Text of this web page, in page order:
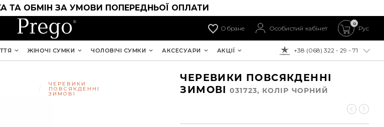
ТА ОБМІН ЗА УМОВИ ПОПЕРЕДНЬОЇ ОПЛАТИ
Обране Особистий кабінет
0
Рус
ДО ОПЛАТИ:
+38 (068) 322 - 29 - 71
ЖІНОЧІ СУМКИ ЧОЛОВІЧІ СУМКИ АКСЕСУАРИ АКЦІЇ
ЧЕРЕВИКИ
ПОВСЯКДЕННІ
ЗИМОВІ
ЧЕРЕВИКИ ПОВСЯКДЕННІ
ЗИМОВІ031723, КОЛIР ЧОРНИЙ